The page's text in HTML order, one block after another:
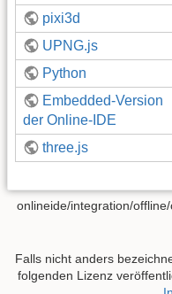
pixi3d
UPNG.js
Python
Embedded-Version
der Online-IDE
three.js
onlineide/integration/
Falls nicht anders
folgenden Lizenz